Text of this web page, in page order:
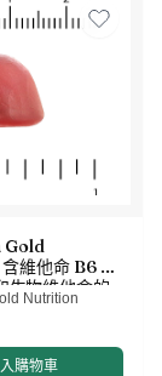
Gold
維他命 B6 和
生物維他命的
軟糖，草莓
軟糖
Nutrition
購物車